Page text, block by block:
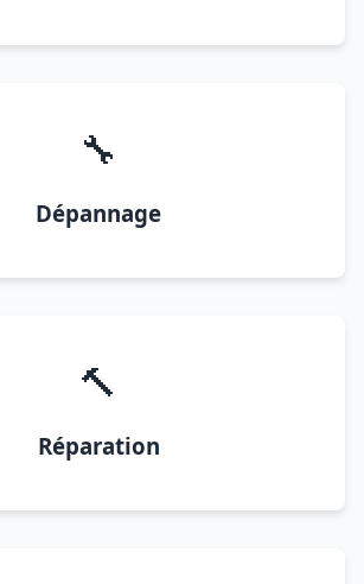
🔧
Dépannage
🔨
Réparation